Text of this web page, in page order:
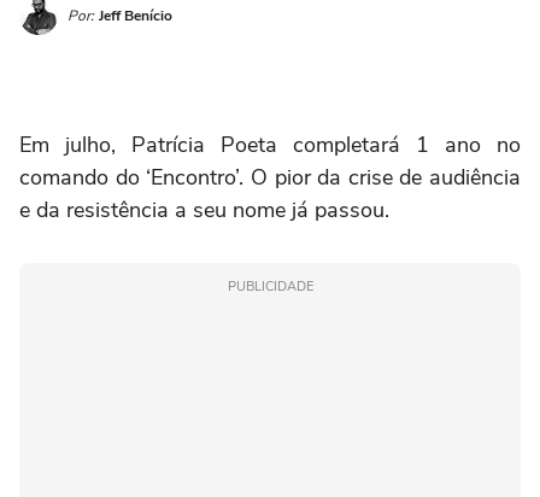
Por: Jeff Benício
Em julho, Patrícia Poeta completará 1 ano no
comando do ‘Encontro’. O pior da crise de audiência
e da resistência a seu nome já passou.
PUBLICIDADE